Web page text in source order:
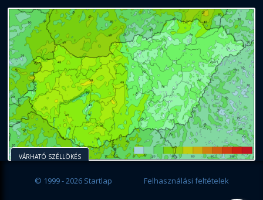
VÁRHATÓ SZÉLLÖKÉS
© 1999 - 2026 Startlap Felhasználási feltételek